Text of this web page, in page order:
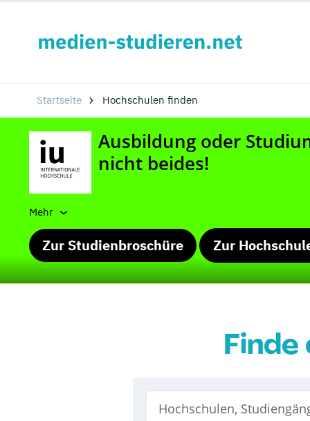
Startseite Hochschulen finden
Mehr
Zur Studienbroschüre Zur